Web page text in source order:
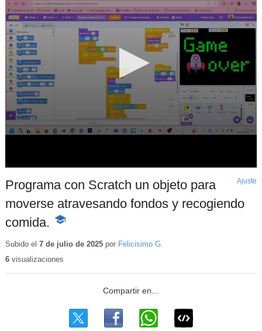
Programa con Scratch un objeto para
moverse atravesando fondos y recogiendo
comida.
-
educativo
Ajuste
Subido el 7 de julio de 2025por Felicisimo G.
6visualizaciones